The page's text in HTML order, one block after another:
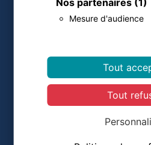
Nos partenaires (1)
Mesure d'audience
Tout
Tout
COORDONNÉES
Hôpital COCHIN
27, Rue du Faubourg Saint
75014 PARIS
patricia.halouze-